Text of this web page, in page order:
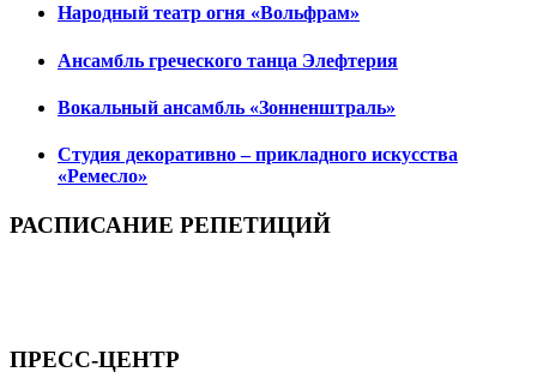
Народный театр огня «Вольфрам»
Ансамбль греческого танца Элефтерия
Вокальный ансамбль «Зонненштраль»
Студия декоративно – прикладного искусства
«Ремесло»
РАСПИСАНИЕ РЕПЕТИЦИЙ
ПРЕСС-ЦЕНТР